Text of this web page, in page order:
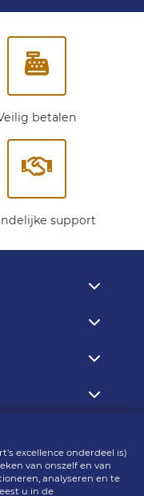
excellence onderdeel is)
van onszelf en van
analyseren en te
u in de
betalen
support
avelanche